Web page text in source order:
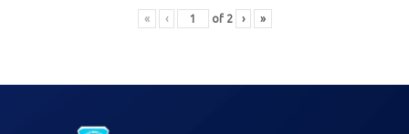
« ‹ of 2 › »